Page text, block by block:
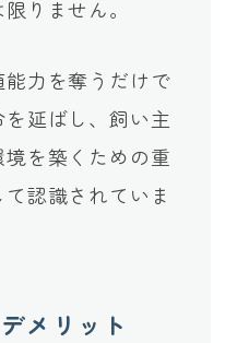
りません。
力を奪うだけで
延ばし、飼い主
を築くための重
認識されていま
メリット